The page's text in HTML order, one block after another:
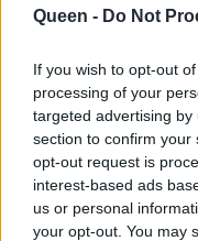
Queen - Do Not
If you wish to opt-out
processing of your
targeted advertising
section to confirm your
opt-out request is
interest-based ads
us or personal
your opt-out. You may
master γκρι ή